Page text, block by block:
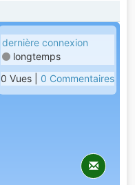
dernière connexion
longtemps
0 Vues | 0 Commentaires